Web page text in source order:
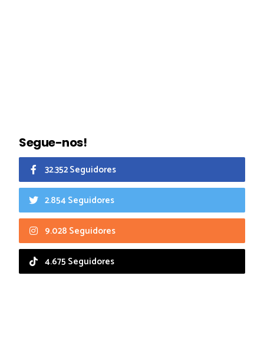
Segue-nos!
32.352 Seguidores
2.854 Seguidores
9.028 Seguidores
4.675 Seguidores